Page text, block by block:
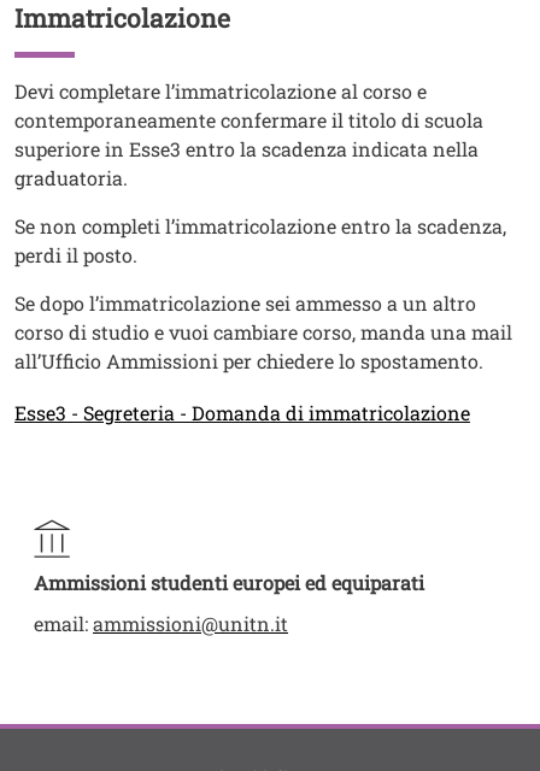
Titolo
Immatricolazione
Testo
Devi completare l’immatricolazione al corso e
contemporaneamente confermare il titolo di scuola
superiore in Esse3 entro la scadenza indicata nella
graduatoria.
Se non completi l’immatricolazione entro la scadenza,
perdi il posto.
Se dopo l’immatricolazione sei ammesso a un altro
corso di studio e vuoi cambiare corso, manda una mail
all’Ufficio Ammissioni per chiedere lo spostamento.
Esse3 - Segreteria - Domanda di immatricolazione
Ammissioni studenti europei ed equiparati
email:ammissioni@unitn.it